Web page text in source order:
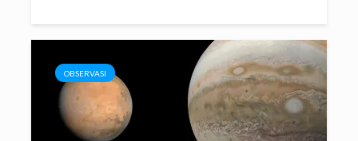
OBSERVASI